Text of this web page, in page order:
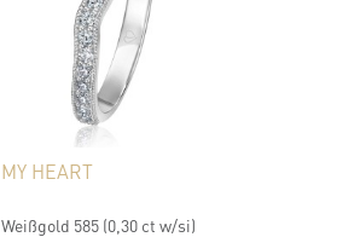
MY HEART
Weißgold 585 (0,30 ct w/si)